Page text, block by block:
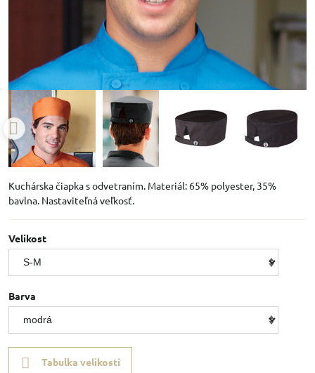
Kuchárska čiapka s odvetraním. Materiál: 65% polyester, 35%
bavlna. Nastaviteľná veľkosť.
Velikost
Barva
Tabulka velikostí